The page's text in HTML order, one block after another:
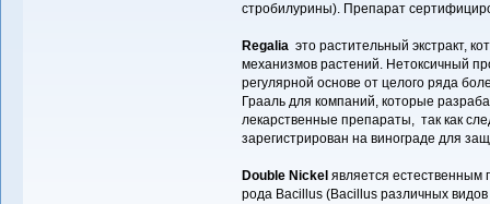
стробилурины). Препарат
Regaliaэто растительный экстракт,
механизмов растений. Нетоксичный
регулярной основе от целого ряда
Грааль для компаний, которые
лекарственные препараты, так как
зарегистрирован на винограде для
Double Nickel является естественным
рода Bacillus (Bacillus различных